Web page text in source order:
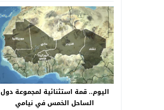
اليوم.. قمة استثنائية لمجموعة دول
الساحل الخمس في نيامي